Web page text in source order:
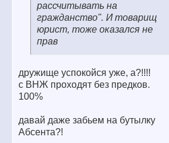
рассчитывать на
гражданство". И товарищ
юрист, тоже оказался не
прав
дружище успокойся уже, а?!!!!
с ВНЖ проходят без предков.
100%
давай даже забьем на бутылку
Абсента?!